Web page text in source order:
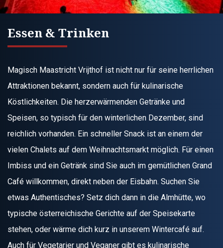
Essen & Trinken
Magisch Maastricht Vrijthof ist nicht nur für seine herrlichen
Attraktionen bekannt, sondern auch für kulinarische
Köstlichkeiten. Die herzerwärmenden Getränke und
Speisen, so typisch für den winterlichen Dezember, sind
reichlich vorhanden. Ein schneller Snack ist an einem der
vielen Chalets auf dem Weihnachtsmarkt möglich. Für einen
Imbiss und ein Getränk sind Sie auch im gemütlichen Grand
Café willkommen, direkt neben der Eisbahn. Suchen Sie
etwas Authentisches? Setz dich dann in die Almhütte, wo
typische österreichische Gerichte auf der Speisekarte
stehen, oder wärme dich kurz in unserem Wintercafé auf.
Auch für Vegetarier und Veganer gibt es kulinarische